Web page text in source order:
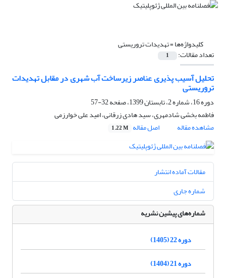
کلیدواژه‌ها =تهدیدات تروریستی
تعداد مقالات: 1
تحلیل آسیب پذیری عناصر زیرساخت آب شهری در مقابل تهدیدات
تروریستی
دوره 16، شماره 2، تابستان 1399، صفحه
32-57
فاطمه بخشی شادمهری، سید هادی زرقانی، امید علی خوارزمی
مشاهده مقاله
اصل مقاله 1.22 M
مقالات آماده انتشار
شماره جاری
شماره‌های پیشین نشریه
دوره 22 (1405)
دوره 21 (1404)